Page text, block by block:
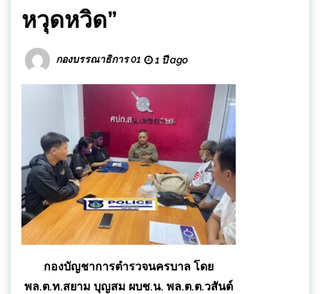
หวุดหวิด”
กองบรรณาธิการ 01 1 ปี ago
กองบัญชาการตำรวจนครบาล โดย
พล.ต.ท.สยาม บุญสม ผบช.น. พล.ต.ต.วสันต์